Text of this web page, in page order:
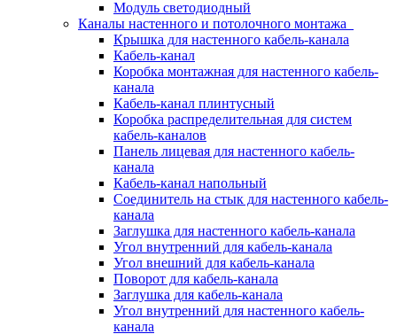
Модуль светодиодный
Каналы настенного и потолочного монтажа
Крышка для настенного кабель-канала
Кабель-канал
Коробка монтажная для настенного кабель-
канала
Кабель-канал плинтусный
Коробка распределительная для систем
кабель-каналов
Панель лицевая для настенного кабель-
канала
Кабель-канал напольный
Соединитель на стык для настенного кабель-
канала
Заглушка для настенного кабель-канала
Угол внутренний для кабель-канала
Угол внешний для кабель-канала
Поворот для кабель-канала
Заглушка для кабель-канала
Угол внутренний для настенного кабель-
канала